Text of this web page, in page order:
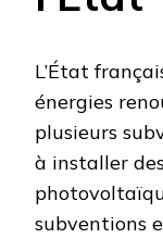
L’État
énergies
plusieurs
à installer
subventions